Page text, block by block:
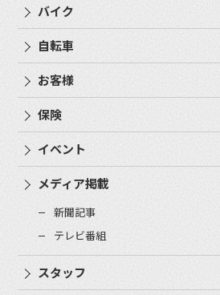
バイク
自転車
お客様
保険
イベント
メディア掲載
新聞記事
テレビ番組
スタッフ